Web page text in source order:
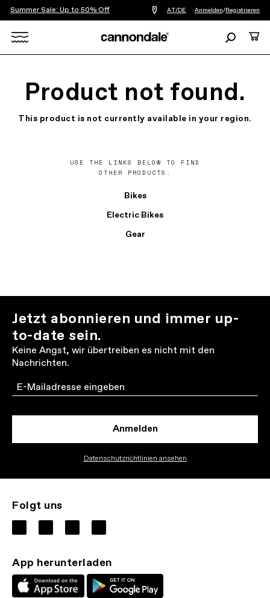
Summer Sale: Up to 50% Off
Einen
Händler
meiner
finden
AT/DE Anmelden/Registrieren
Suchen
Product not found.
This product is not currently available in your region.
USE THE LINKS BELOW TO FIND
OTHER PRODUCTS.
Bikes
Electric Bikes
Gear
Jetzt abonnieren und immer up-
to-date sein.
Keine Angst, wir übertreiben es nicht mit den
Nachrichten.
Email
Anmelden
Datenschutzrichtlinien ansehen
Folgt uns
App herunterladen